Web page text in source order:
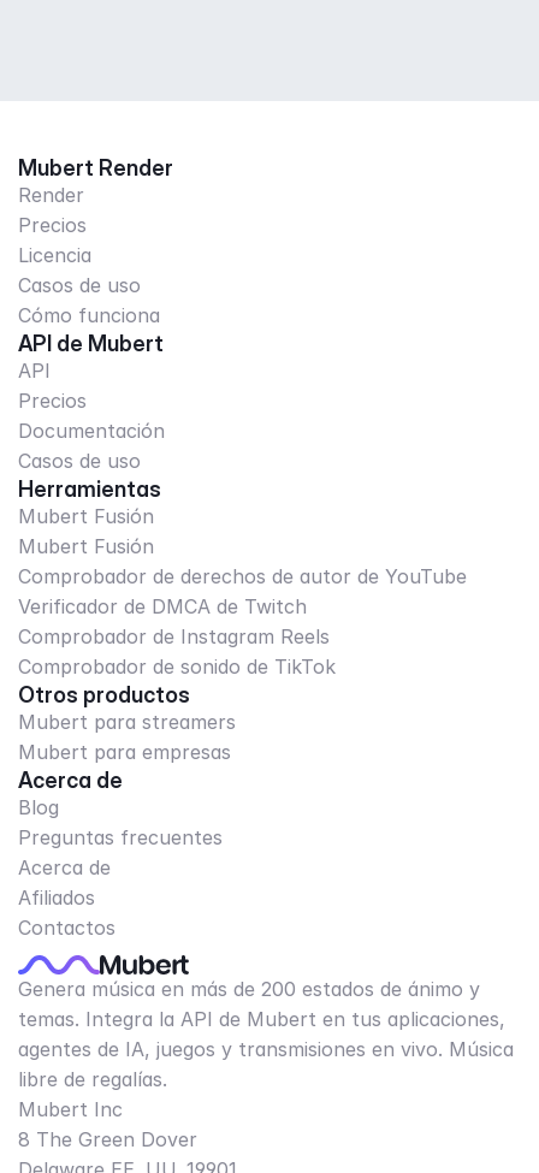
Mubert Render
Render
Precios
Licencia
Casos de uso
Cómo funciona
API de Mubert
API
Precios
Documentación
Casos de uso
Herramientas
Mubert Fusión
Mubert Fusión
Comprobador de derechos de autor de YouTube
Verificador de DMCA de Twitch
Comprobador de Instagram Reels
Comprobador de sonido de TikTok
Otros productos
Mubert para streamers
Mubert para empresas
Acerca de
Blog
Preguntas frecuentes
Acerca de
Afiliados
Contactos
Genera música en más de 200 estados de ánimo y
temas. Integra la API de Mubert en tus aplicaciones,
agentes de IA, juegos y transmisiones en vivo. Música
libre de regalías.
Mubert Inc
8 The Green Dover